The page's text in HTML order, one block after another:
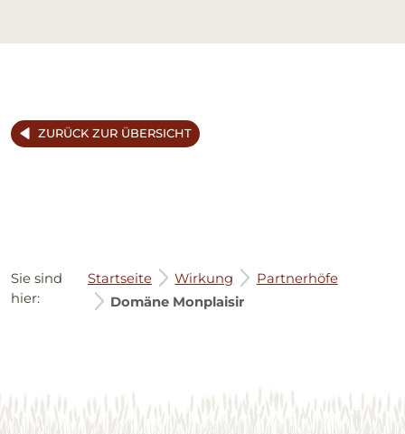
ZURÜCK ZUR ÜBERSICHT
Sie sind
hier:
Startseite Wirkung
Partnerhöfe
Domäne Monplaisir